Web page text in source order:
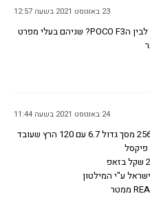
23 באוגוסט 2021 בשעה 12:57
אם אפשר, איך היית משווה בינו לבין הPOCO F3? שניהם בעלי מפרט
24 באוגוסט 2021 בשעה 11:44
יש לו מתחרה עם 888 זיכרון 256/8 מסך גדול 6.7 עם 120 הרץ שעובד
ע"י המילטון